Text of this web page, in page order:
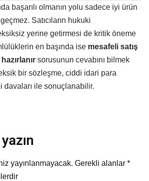
başarılı olmanın yolu sadece iyi ürün
Satıcıların hukuki
yerine getirmesi de kritik öneme
en başında ise mesafeli satış
sorusunun cevabını bilmek
bir sözleşme, ciddi idari para
davaları ile sonuçlanabilir.
yayınlanmayacak. Gerekli alanlar *